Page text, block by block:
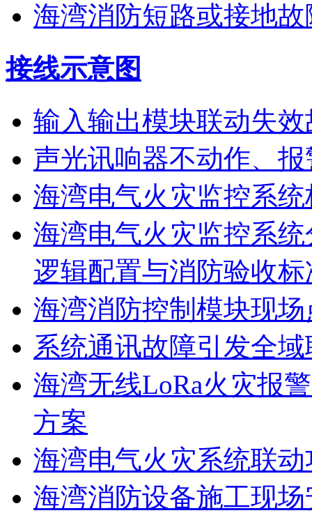
海湾消防短路或接地
接线示意图
输入输出模块联动失效
声光讯响器不动作、
海湾电气火灾监控系
海湾电气火灾监控系
逻辑配置与消防验收标
海湾消防控制模块现
系统通讯故障引发全
海湾无线LoRa火灾报
方案
海湾电气火灾系统联
海湾消防设备施工现